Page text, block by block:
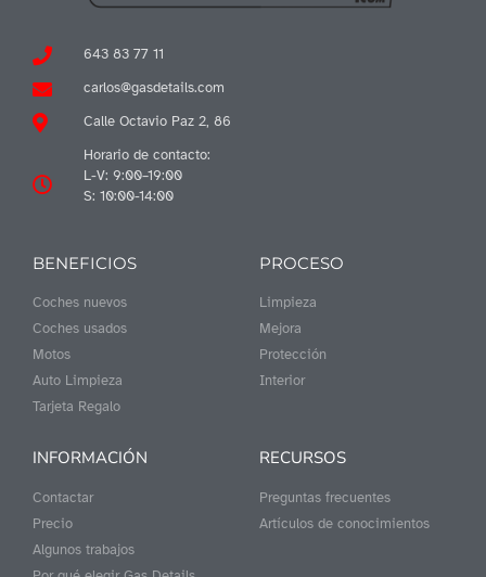
643 83 77 11
carlos@gasdetails.com
Calle Octavio Paz 2, 86
Horario de contacto:
L-V: 9:00–19:00
S: 10:00-14:00
BENEFICIOS
Coches nuevos
Coches usados
Motos
Auto Limpieza
Tarjeta Regalo
PROCESO
Limpieza
Mejora
Protección
Interior
INFORMACIÓN
Contactar
Precio
Algunos trabajos
RECURSOS
Preguntas frecuentes
Artículos de conocimientos